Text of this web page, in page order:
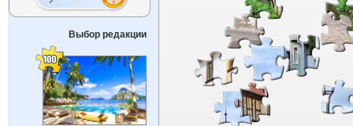
Выбор редакции